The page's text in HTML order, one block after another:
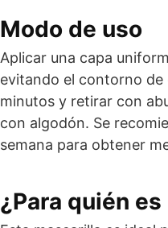
Modo de uso
Aplicar una capa
evitando el contorno de
minutos y retirar con
con algodón. Se
semana para obtener
¿Para quién